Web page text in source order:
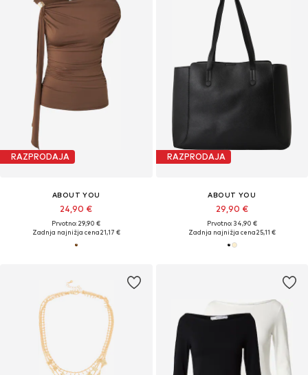
RAZPRODAJA
ABOUT YOU
24,90 €
Prvotno: 29,90 €
Zadnja najnižja cena21,17 €
RAZPRODAJA
ABOUT YOU
29,90 €
Prvotno: 34,90 €
Zadnja najnižja cena25,11 €